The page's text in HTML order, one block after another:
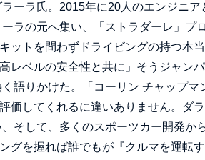
ーラ氏。2015年に20人のエンジニア
ラの元へ集い、「ストラダーレ」プ
ットを問わずドライビングの持つ本
レベルの安全性と共に」そうジャン
語りかけた。「コーリン チャップマ
価してくれるに違いありません。ダ
そして、多くのスポーツカー開発か
グを握れば誰でもが『クルマを運転す